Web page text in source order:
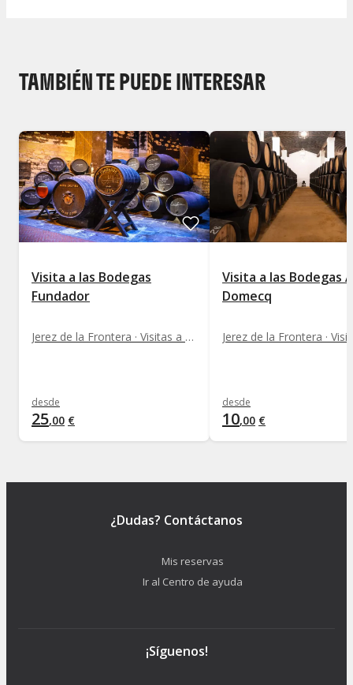
TAMBIÉN TE PUEDE INTERESAR
Visita a las Bodegas
Fundador
Jerez de la Frontera · Visitas a bodegas y viñedos
desde
25,00 €
Visita a las Bodegas
Domecq
desde
10,00 €
¿Dudas? Contáctanos
Mis reservas
Ir al Centro de ayuda
¡Síguenos!